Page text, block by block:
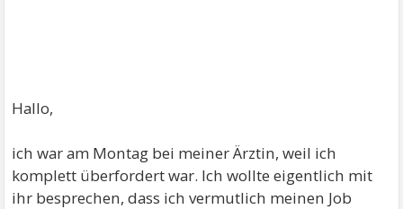
Hallo,
ich war am Montag bei meiner Ärztin, weil ich
komplett überfordert war. Ich wollte eigentlich mit
ihr besprechen, dass ich vermutlich meinen Job